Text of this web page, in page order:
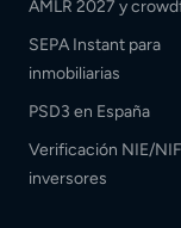
AMLR 2027 y
SEPA Instant para
inmobiliarias
PSD3 en España
Verificación NIE/NIF
inversores